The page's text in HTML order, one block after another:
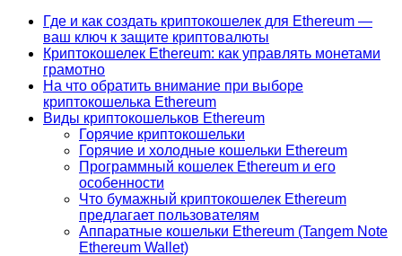
Где и как создать криптокошелек для Ethereum —
ваш ключ к защите криптовалюты
Криптокошелек Ethereum: как управлять монетами
грамотно
На что обратить внимание при выборе
криптокошелька Ethereum
Виды криптокошельков Ethereum
Горячие криптокошельки
Горячие и холодные кошельки Ethereum
Программный кошелек Ethereum и его
особенности
Что бумажный криптокошелек Ethereum
предлагает пользователям
Аппаратные кошельки Ethereum (Tangem Note
Ethereum Wallet)